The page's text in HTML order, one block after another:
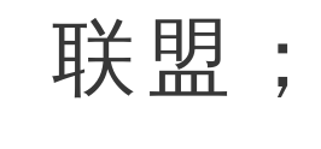
联盟